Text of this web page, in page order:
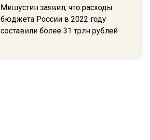
Мишустин заявил, что расходы
бюджета России в 2022 году
составили более 31 трлн рублей